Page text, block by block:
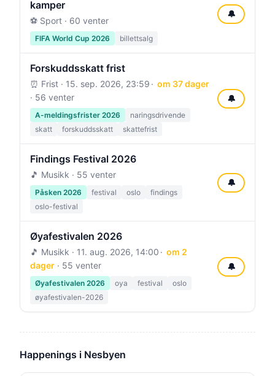
kamper
⚽ Sport · 60 venter
FIFA World Cup 2026 billettsalg
🔔
Forskuddsskatt frist
⏰ Frist · 15. sep. 2026, 23:59
om 37 dager
· 56 venter
A-meldingsfrister 2026
naringsdrivende
skatt
forskuddsskatt skattefrist
🔔
Findings Festival 2026
🎵 Musikk · 55 venter
Påsken 2026 festival oslo
findings
oslo-festival
🔔
Øyafestivalen 2026
🎵 Musikk · 11. aug. 2026, 14:00
om 2
dager · 55 venter
Øyafestivalen 2026 oya festival
oslo
øyafestivalen-2026
🔔
Happenings i Nesbyen